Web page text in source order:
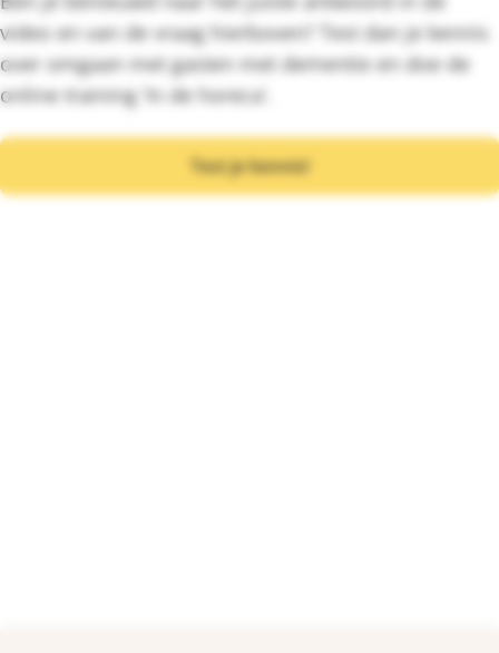
video en van de vraag hierboven? Test dan je kennis
over omgaan met gasten met dementie en doe de
online training ‘In de horeca’.
Test je kennis!